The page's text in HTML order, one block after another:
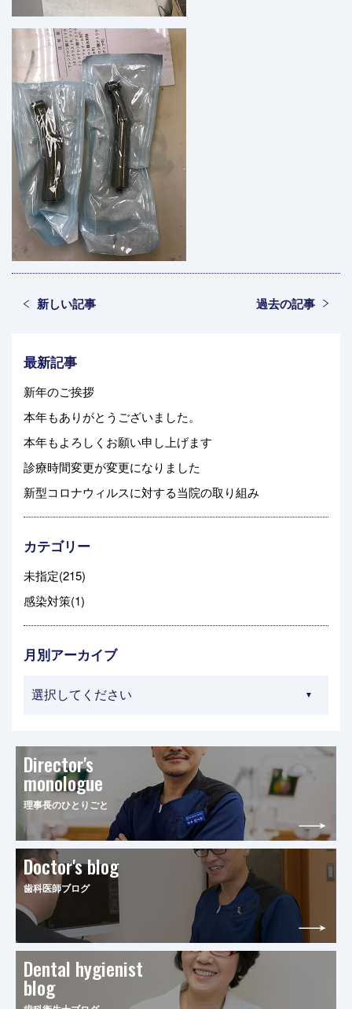
新しい記事 過去の記事
最新記事
新年のご挨拶
本年もありがとうございました。
本年もよろしくお願い申し上げます
診療時間変更が変更になりました
新型コロナウィルスに対する当院の取り組み
カテゴリー
未指定(215)
感染対策(1)
月別アーカイブ
Director's
monologue
理事長のひとりごと
Doctor's blog
歯科医師ブログ
Dental hygienist
blog